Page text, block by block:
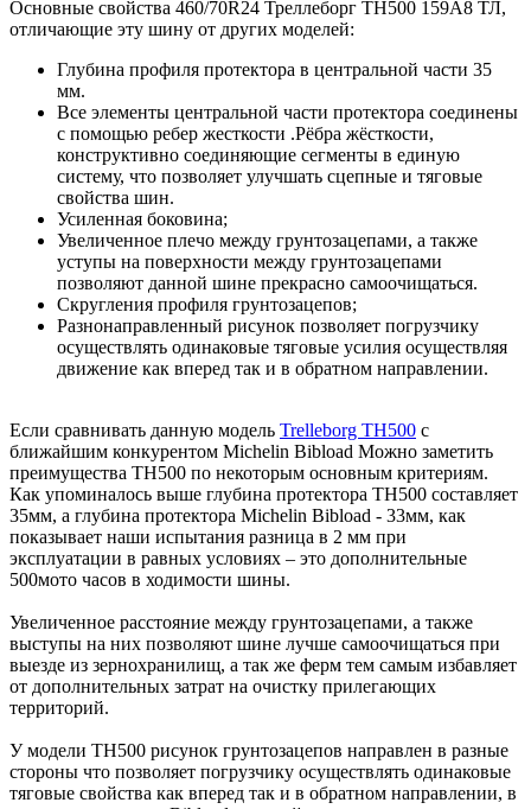
Основные свойства 460/70R24 Треллеборг ТН500 159А8 ТЛ,
отличающие эту шину от других моделей:
Глубина профиля протектора в центральной части 35
мм.
Все элементы центральной части протектора соединены
с помощью ребер жесткости .Рёбра жёсткости,
конструктивно соединяющие сегменты в единую
систему, что позволяет улучшать сцепные и тяговые
свойства шин.
Усиленная боковина;
Увеличенное плечо между грунтозацепами, а также
уступы на поверхности между грунтозацепами
позволяют данной шине прекрасно самоочищаться.
Скругления профиля грунтозацепов;
Разнонаправленный рисунок позволяет погрузчику
осуществлять одинаковые тяговые усилия осуществляя
движение как вперед так и в обратном направлении.
Если сравнивать данную модель Trelleborg TH500 с
ближайшим конкурентом Michelin Bibload Можно заметить
преимущества TH500 по некоторым основным критериям.
Как упоминалось выше глубина протектора TH500 составляет
35мм, а глубина протектора Michelin Bibload - 33мм, как
показывает наши испытания разница в 2 мм при
эксплуатации в равных условиях – это дополнительные
500мото часов в ходимости шины.
Увеличенное расстояние между грунтозацепами, а также
выступы на них позволяют шине лучше самоочищаться при
выезде из зернохранилищ, а так же ферм тем самым избавляет
от дополнительных затрат на очистку прилегающих
территорий.
У модели TH500 рисунок грунтозацепов направлен в разные
стороны что позволяет погрузчику осуществлять одинаковые
тяговые свойства как вперед так и в обратном направлении, в